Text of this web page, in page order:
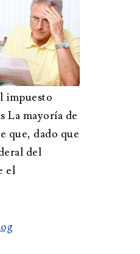
impuesto
La mayoría de
que, dado que
del
el